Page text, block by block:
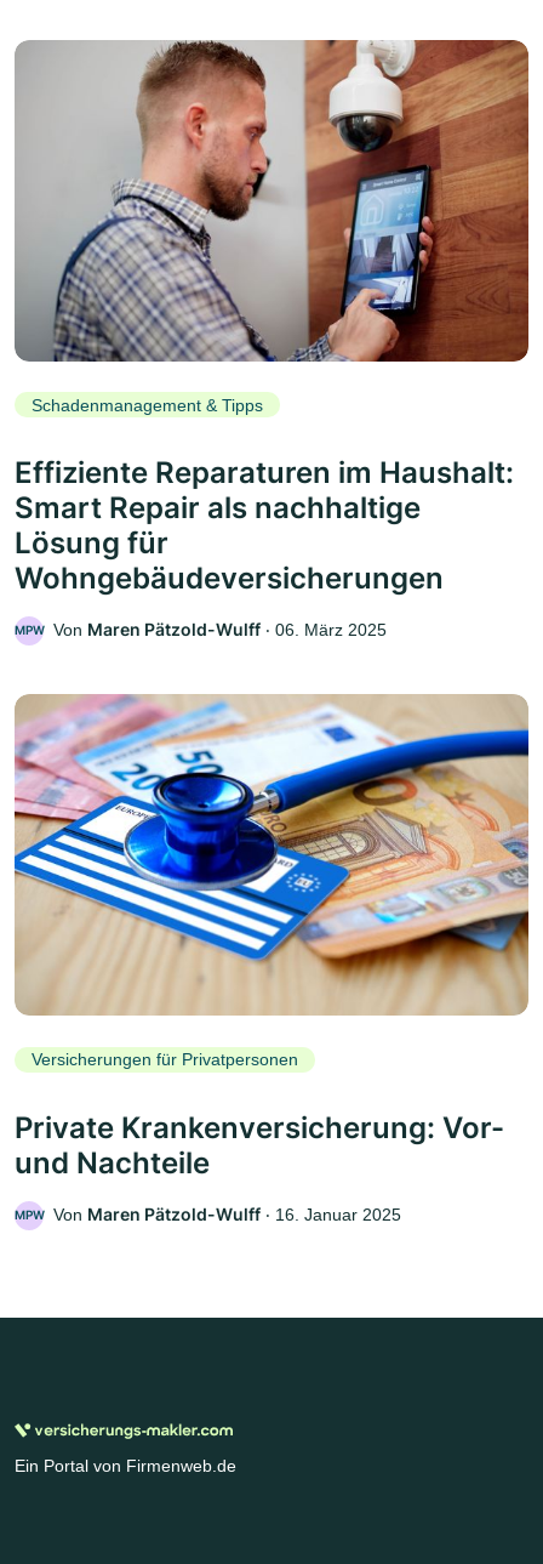
Schadenmanagement & Tipps
Effiziente Reparaturen im Haushalt:
Smart Repair als nachhaltige
Lösung für
Wohngebäudeversicherungen
MPW Von Maren Pätzold-Wulff ‧ 06. März 2025
Versicherungen für Privatpersonen
Private Krankenversicherung: Vor-
und Nachteile
MPW Von Maren Pätzold-Wulff ‧ 16. Januar 2025
Ein Portal von Firmenweb.de